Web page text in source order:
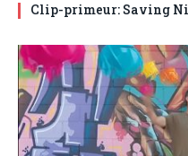
Clip-primeur: Saving